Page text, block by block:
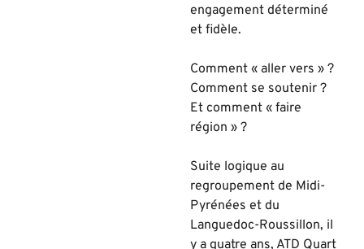
engagement déterminé
et fidèle.
Comment « aller vers » ?
Comment se soutenir ?
Et comment « faire
région » ?
Suite logique au
regroupement de Midi-
Pyrénées et du
Languedoc-Roussillon, il
y a quatre ans, ATD Quart